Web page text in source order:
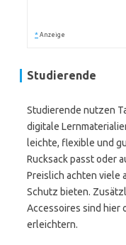
* Anzeige
Studierende
Studierende nutzen
digitale
leichte, flexible und
Rucksack passt oder
Preislich achten viele
Schutz bieten.
Accessoires sind hier
erleichtern.